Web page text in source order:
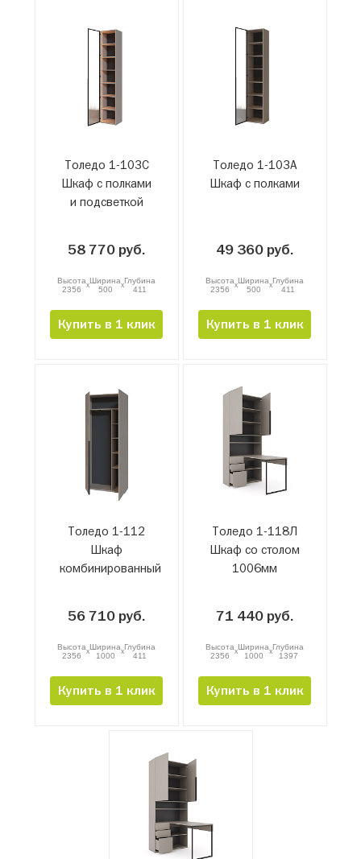
Толедо 1-103С
Шкаф с полками
и подсветкой
58 770 руб.
Высота
2356
xШирина
500
xГлубина
411
Купить в 1 клик
Толедо 1-103А
Шкаф с полками
49 360 руб.
Высота
2356
xШирина
500
xГлубина
411
Купить в 1 клик
Толедо 1-112
Шкаф
комбинированный
56 710 руб.
Высота
2356
xШирина
1000
xГлубина
411
Купить в 1 клик
Толедо 1-118Л
Шкаф со столом
1006мм
71 440 руб.
Высота
2356
xШирина
1000
xГлубина
1397
Купить в 1 клик